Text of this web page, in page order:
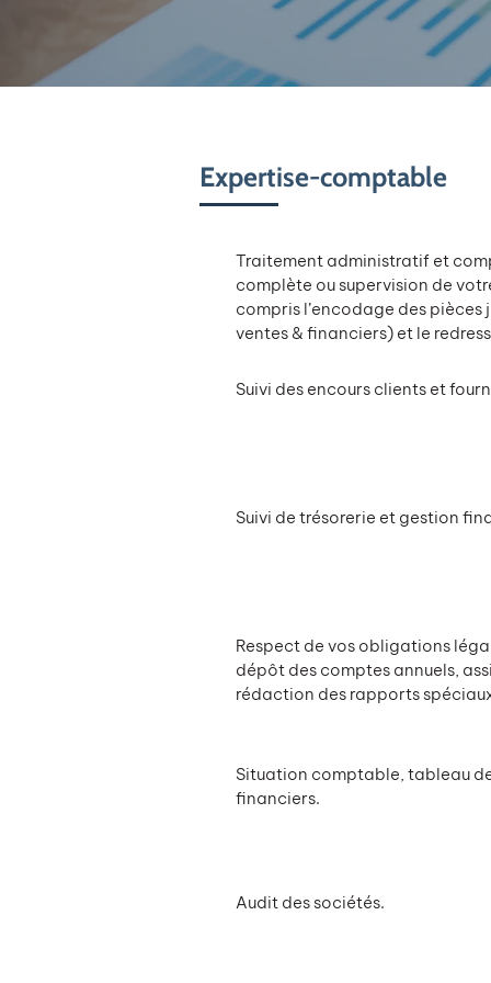
Expertise-comptable
Traitement administratif et
complète ou supervision de
compris l’encodage des
ventes & financiers) et le
Suivi des encours clients et
Suivi de trésorerie et gestion
Respect de vos obligations
dépôt des comptes annuels,
rédaction des rapports
Situation comptable, tableau
financiers.
Audit des sociétés.